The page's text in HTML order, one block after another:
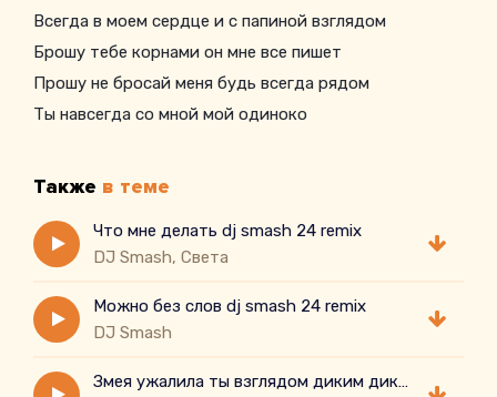
Всегда в моем сердце и с папиной взглядом
Брошу тебе корнами он мне все пишет
Прошу не бросай меня будь всегда рядом
Ты навсегда со мной мой одиноко
Также в теме
Что мне делать dj smash 24 remix
DJ Smash, Света
Можно без слов dj smash 24 remix
DJ Smash
Змея ужалила ты взглядом диким диким взглядом